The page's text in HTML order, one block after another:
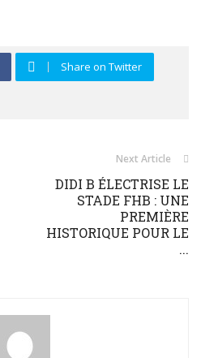
Share on Twitter
Next Article
DIDI B ÉLECTRISE LE
STADE FHB : UNE
PREMIÈRE
HISTORIQUE POUR LE
...